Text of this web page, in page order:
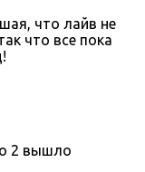
что лайв не
что все пока
2 вышло